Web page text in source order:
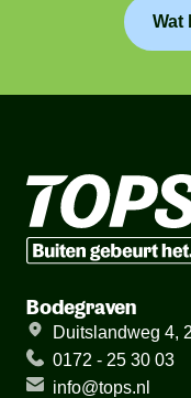
Wat
Bodegraven
Duitslandweg 4,
0172 - 25 30 03
info@tops.nl